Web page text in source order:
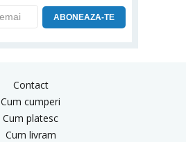
ABONEAZA-TE
Contact
Cum cumperi
Cum platesc
Cum livram